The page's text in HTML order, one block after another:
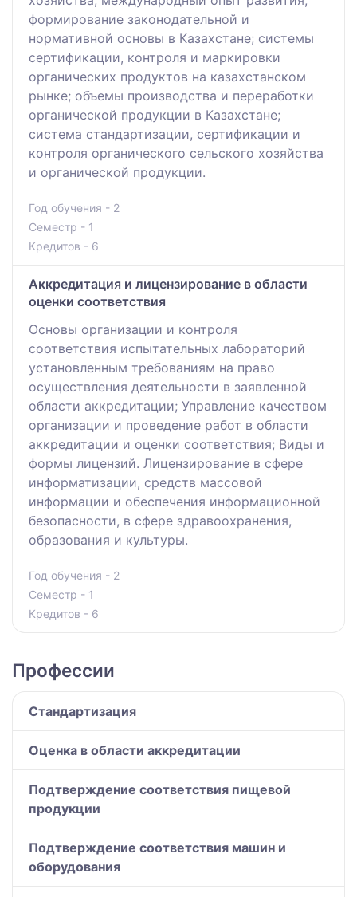
формирование законодательной и
нормативной основы в Казахстане; системы
сертификации, контроля и маркировки
органических продуктов на казахстанском
рынке; объемы производства и переработки
органической продукции в Казахстане;
система стандартизации, сертификации и
контроля органического сельского хозяйства
и органической продукции.
Год обучения - 2
Семестр - 1
Кредитов - 6
Аккредитация и лицензирование в области
оценки соответствия
Основы организации и контроля
соответствия испытательных лабораторий
установленным требованиям на право
осуществления деятельности в заявленной
области аккредитации; Управление качеством
организации и проведение работ в области
аккредитации и оценки соответствия; Виды и
формы лицензий. Лицензирование в сфере
информатизации, средств массовой
информации и обеспечения информационной
безопасности, в сфере здравоохранения,
образования и культуры.
Год обучения - 2
Семестр - 1
Кредитов - 6
Профессии
Стандартизация
Оценка в области аккредитации
Подтверждение соответствия пищевой
продукции
Подтверждение соответствия машин и
оборудования